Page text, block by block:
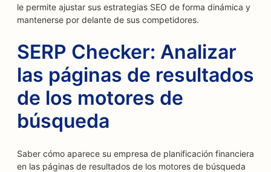
le permite ajustar sus estrategias SEO de forma dinámica y
mantenerse por delante de sus competidores.
SERP Checker: Analizar
las páginas de resultados
de los motores de
búsqueda
Saber cómo aparece su empresa de planificación financiera
en las páginas de resultados de los motores de búsqueda